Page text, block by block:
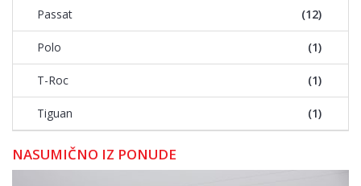
Passat (12)
Polo (1)
T-Roc (1)
Tiguan (1)
NASUMIČNO IZ PONUDE